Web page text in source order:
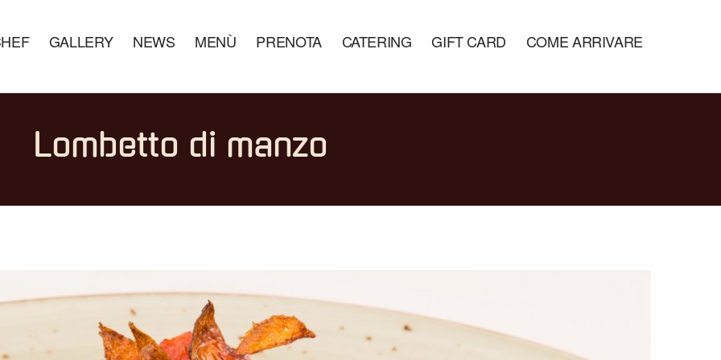
GALLERY NEWS MENÙ PRENOTA CATERING GIFT CARD COME ARRIVARE
Lombetto di manzo